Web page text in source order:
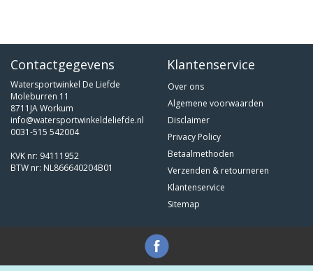
Contactgegevens
Watersportwinkel De Liefde
Moleburren 11
8711JA Workum
info@watersportwinkeldeliefde.nl
0031-515 542004
KVK nr: 94111952
BTW nr: NL866640204B01
Klantenservice
Over ons
Algemene voorwaarden
Disclaimer
Privacy Policy
Betaalmethoden
Verzenden & retourneren
Klantenservice
Sitemap